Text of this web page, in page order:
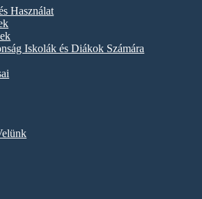
Használat
Iskolák és Diákok Számára